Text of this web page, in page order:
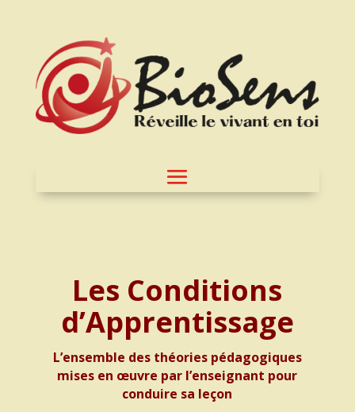
Les Conditions
d’Apprentissage
L’ensemble des théories pédagogiques
mises en œuvre par l’enseignant pour
conduire sa leçon